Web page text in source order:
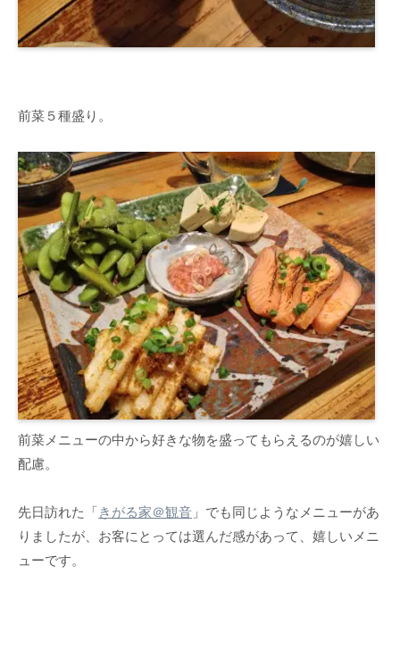
前菜５種盛り。
前菜メニューの中から好きな物を盛ってもらえるのが嬉しい
配慮。
先日訪れた「きがる家＠観音 」でも同じようなメニューがあ
りましたが、お客にとっては選んだ感があって、嬉しいメニ
ューです。